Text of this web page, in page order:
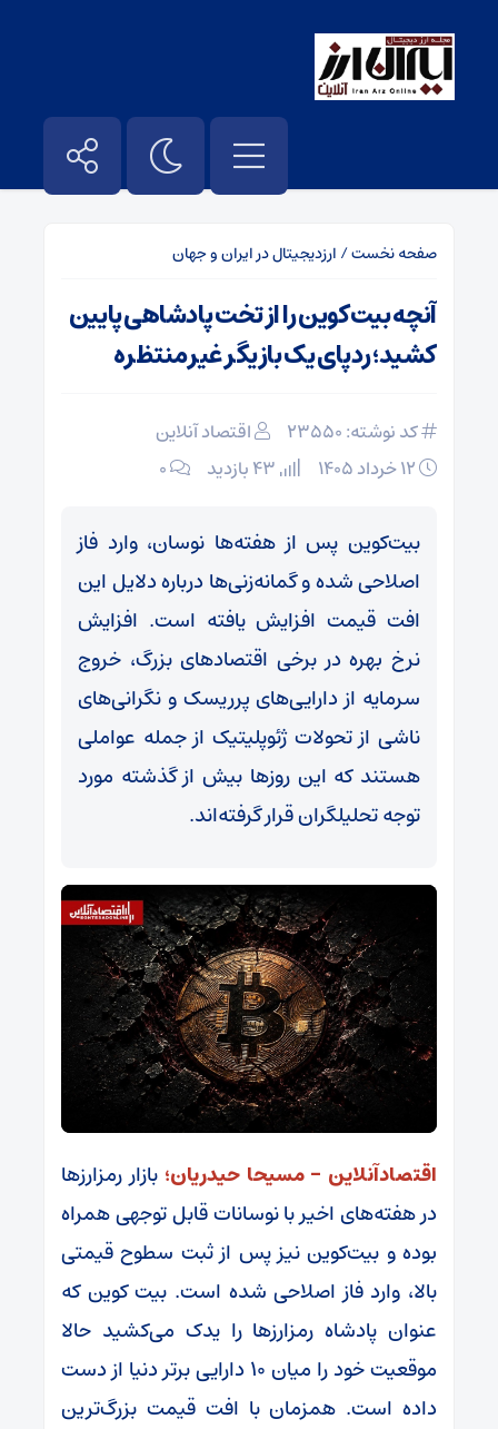
صفحه نخست/ ارزدیجیتال در ایران و جهان
آنچه بیت‌کوین را از تخت پادشاهی پایین
کشید؛ ردپای یک بازیگر غیرمنتظره
کد نوشته: 23550
اقتصاد آنلاین
۰
بیت‌کوین پس از هفته‌ها نوسان، وارد فاز
اصلاحی شده و گمانه‌زنی‌ها درباره دلایل این
افت قیمت افزایش یافته است. افزایش
نرخ بهره در برخی اقتصادهای بزرگ، خروج
سرمایه از دارایی‌های پرریسک و نگرانی‌های
ناشی از تحولات ژئوپلیتیک از جمله عواملی
هستند که این روزها بیش از گذشته مورد
توجه تحلیلگران قرار گرفته‌اند.
اقتصادآنلاین – مسیحا حیدریان؛ بازار رمزارزها
در هفته‌های اخیر با نوسانات قابل توجهی همراه
بوده و بیت‌کوین نیز پس از ثبت سطوح قیمتی
بالا، وارد فاز اصلاحی شده است. بیت کوین که
عنوان پادشاه رمزارزها را یدک می‌کشید حالا
موقعیت خود را میان 10 دارایی برتر دنیا از دست
داده است. همزمان با افت قیمت بزرگ‌ترین